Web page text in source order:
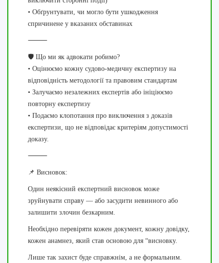
• Обґрунтувати, чи могло бути ушкодження
спричинене у вказаних обставинах
⸻
🛡️ Що ми як адвокати робимо?
• Оцінюємо кожну судово-медичну експертизу на
відповідність методології та правовим стандартам
• Залучаємо незалежних експертів або ініціюємо
повторну експертизу
• Подаємо клопотання про виключення з доказів
експертизи, що не відповідає критеріям допустимості
доказу.
⸻
📌 Висновок:
Один неякісний експертний висновок може
зруйнувати справу — або засудити невинного або
залишити злочин безкарним.
Необхідно перевіряти кожен документ, кожну довідку,
кожен анамнез, який став основою для “висновку.
Лише так захист буде справжнім, а не формальним.